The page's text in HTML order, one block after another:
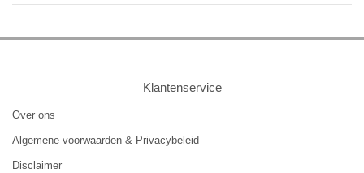
Klantenservice
Over ons
Algemene voorwaarden & Privacybeleid
Disclaimer